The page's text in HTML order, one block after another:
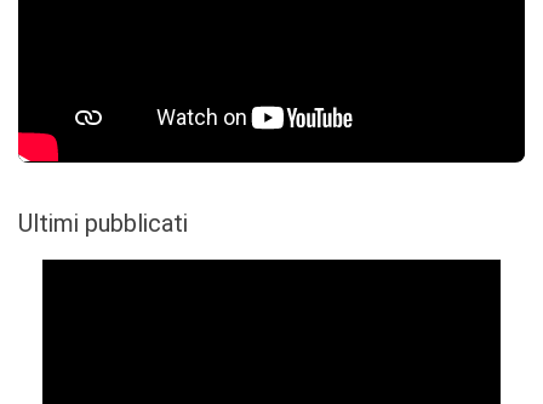
Ultimi pubblicati